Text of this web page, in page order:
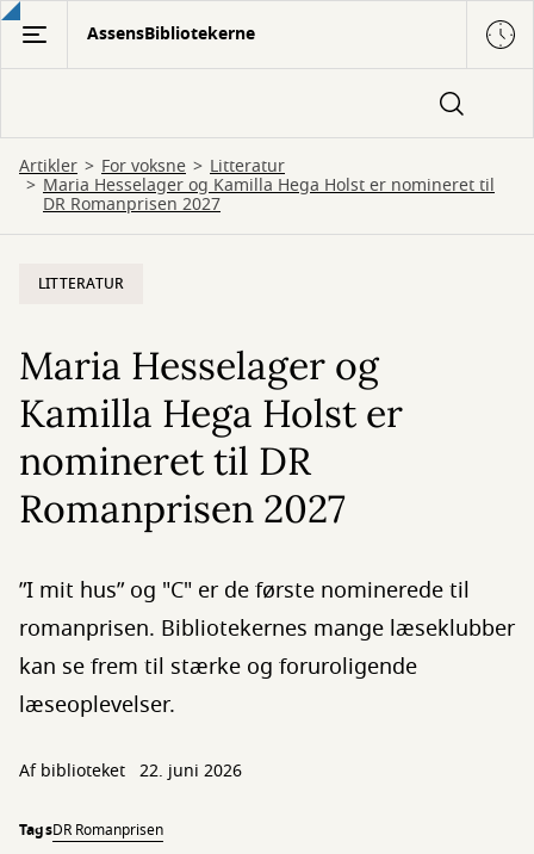
Gå
hovedindhold
AssensBibliotekerne
Artikler For voksne Litteratur
Maria Hesselager og Kamilla Hega Holst er nomineret til
DR Romanprisen 2027
LITTERATUR
Maria Hesselager og
Kamilla Hega Holst er
nomineret til DR
Romanprisen 2027
”I mit hus” og "C" er de første nominerede til
romanprisen. Bibliotekernes mange læseklubber
kan se frem til stærke og foruroligende
læseoplevelser.
Af biblioteket 22. juni 2026
TagsDR Romanprisen